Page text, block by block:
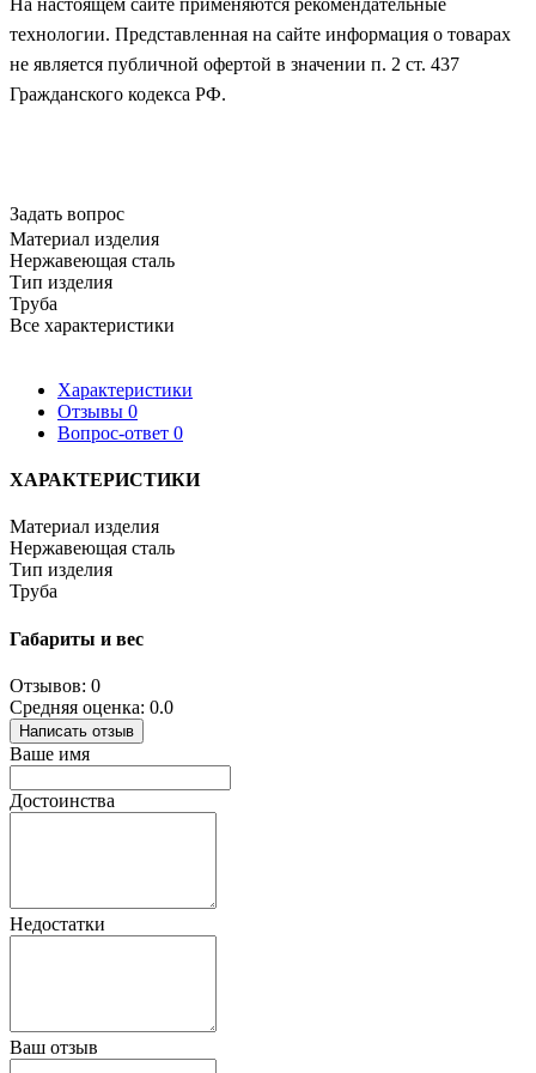
технологии. Представленная на сайте информация о товарах
не является публичной офертой в значении п. 2 ст. 437
Гражданского кодекса РФ.
Задать вопрос
Материал изделия
Нержавеющая сталь
Тип изделия
Труба
Все характеристики
Характеристики
Отзывы 0
Вопрос-ответ 0
ХАРАКТЕРИСТИКИ
Материал изделия
Нержавеющая сталь
Тип изделия
Труба
Габариты и вес
Отзывов: 0
Средняя оценка: 0.0
Написать отзыв
Ваше имя
Достоинства
Недостатки
Ваш отзыв